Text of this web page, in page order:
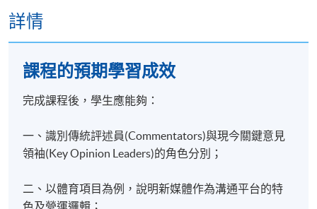
詳情
課程的預期學習成效
完成課程後，學生應能夠：
一、識別傳統評述員(Commentators)與現今關鍵意見
領袖(Key Opinion Leaders)的角色分別；
二、以體育項目為例，說明新媒體作為溝通平台的特
色及營運邏輯；